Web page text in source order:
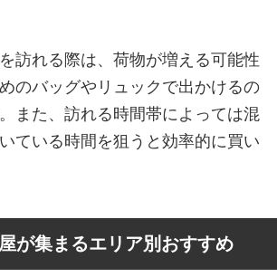
訪れる際は、荷物が増える可能性
のバッグやリュックで出かけるの
また、訪れる時間帯によっては混
ている時間を狙うと効率的に買い
が集まるエリア別おすすめ